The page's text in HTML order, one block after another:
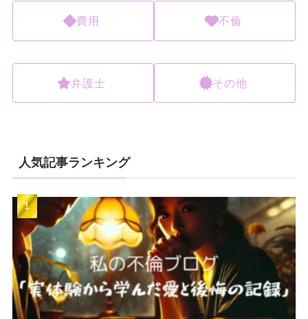
費用 不倫
弁護士 その他
人気記事ランキング